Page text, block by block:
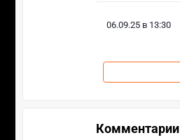
06.09.25 в 13:30
Комментарии